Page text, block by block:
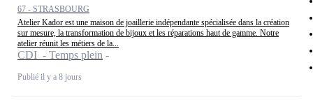
67 - STRASBOURG
Atelier Kador est une maison de joaillerie indépendante spécialisée dans la création
sur mesure, la transformation de bijoux et les réparations haut de gamme. Notre
atelier réunit les métiers de la...
CDI - Temps plein
Publié il y a 8 jours